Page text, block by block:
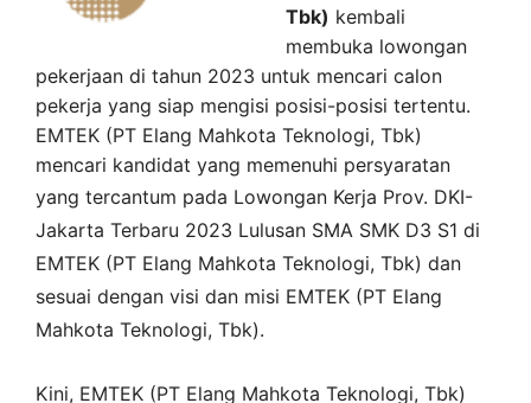
Tbk) kembali
membuka lowongan
pekerjaan di tahun 2023 untuk mencari calon
pekerja yang siap mengisi posisi-posisi tertentu.
EMTEK (PT Elang Mahkota Teknologi, Tbk)
mencari kandidat yang memenuhi persyaratan
yang tercantum pada Lowongan Kerja Prov. DKI-
Jakarta Terbaru 2023 Lulusan SMA SMK D3 S1 di
EMTEK (PT Elang Mahkota Teknologi, Tbk) dan
sesuai dengan visi dan misi EMTEK (PT Elang
Mahkota Teknologi, Tbk).
Kini, EMTEK (PT Elang Mahkota Teknologi, Tbk)